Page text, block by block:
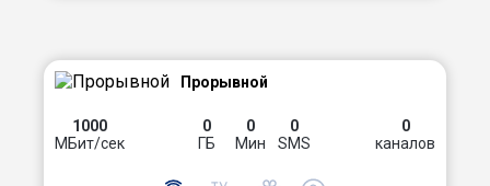
Прорывной
1000
МБит/сек
0
ГБ
0
Мин
0
SMS
0
каналов